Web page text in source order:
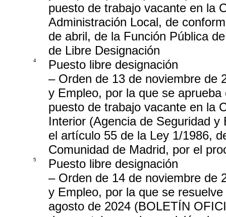
puesto de trabajo vacante en la
Administración Local, de
de abril, de la Función Pública
de Libre Designación
4
Puesto libre designación
– Orden de 13 de noviembre de
y Empleo, por la que se
puesto de trabajo vacante en la
Interior (Agencia de Seguridad
el artículo 55 de la Ley 1/1986,
Comunidad de Madrid, por el
5
Puesto libre designación
– Orden de 14 de noviembre de
y Empleo, por la que se
agosto de 2024 (BOLETÍN